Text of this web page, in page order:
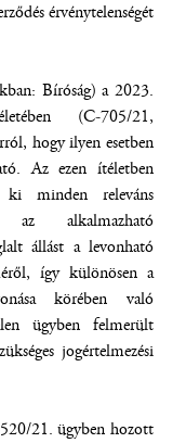
érvénytelenségét
Bíróság) a 2023.
(C-705/21,
hogy ilyen esetben
Az ezen ítéletben
minden releváns
az alkalmazható
állást a levonható
így különösen a
körében való
ügyben felmerült
jogértelmezési
21. ügyben hozott